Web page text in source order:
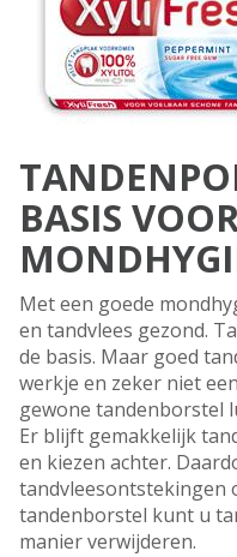
BASIS
Met een goede
en tandvlees gezond.
de basis. Maar goed
werkje en zeker niet
gewone tandenborstel
Er blijft gemakkelijk
en kiezen achter.
tandvleesontstekingen
tandenborstel kunt u
manier verwijderen.